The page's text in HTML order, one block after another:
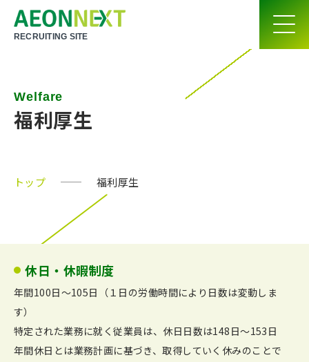
RECRUITING SITE
Welfare
福利厚生
トップ 福利厚生
休日・休暇制度
年間100日～105日（１日の労働時間により日数は変動しま
す）
特定された業務に就く従業員は、休日日数は148日～153日
年間休日とは業務計画に基づき、取得していく休みのことで